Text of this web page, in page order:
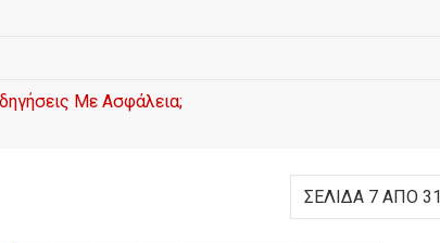
Με Ασφάλεια;
ΣΕΛΊΔΑ 7 ΑΠΌ 31